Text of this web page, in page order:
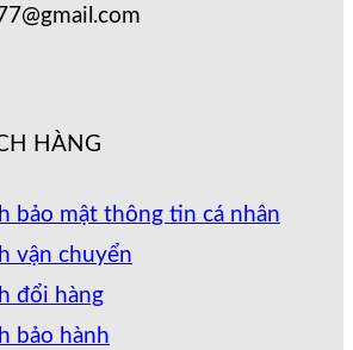
HÀNG
bảo mật thông tin cá nhân
vận chuyển
đổi hàng
bảo hành